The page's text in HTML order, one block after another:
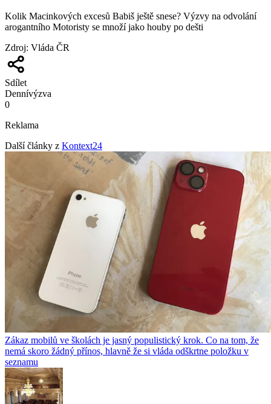
Kolik Macinkových excesů Babiš ještě snese? Výzvy na odvolání
arogantního Motoristy se množí jako houby po dešti
Zdroj: Vláda ČR
Sdílet
Dennívýzva
0
Reklama
Další články z Kontext24
Zákaz mobilů ve školách je jasný populistický krok. Co na tom, že
nemá skoro žádný přínos, hlavně že si vláda odškrtne položku v
seznamu